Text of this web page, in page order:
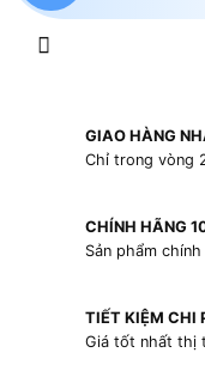
GIAO HÀNG
Chỉ trong vòng
CHÍNH HÃNG
Sản phẩm chính
TIẾT KIỆM CHI
Giá tốt nhất thị